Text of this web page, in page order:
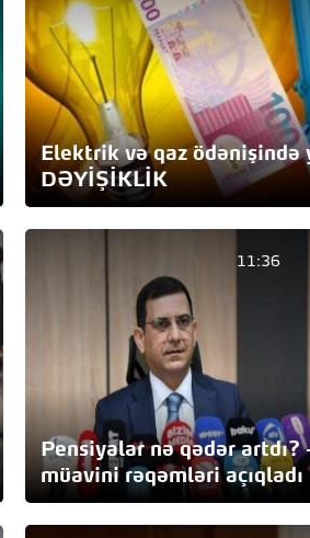
Elektrik və qaz ödənişində
DƏYİŞİKLİK
Pensiyalar nə qədər artdı?
müavini rəqəmləri açıqladı
11:36